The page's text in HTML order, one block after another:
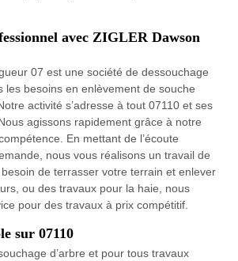
avec ZIGLER Dawson
07 est une société de dessouchage
les besoins en enlèvement de souche
activité s’adresse à tout 07110 et ses
agissons rapidement grâce à notre
En mettant de l’écoute
nous vous réalisons un travail de
de terrasser votre terrain et enlever
ou des travaux pour la haie, nous
pour des travaux à prix compétitif.
sur 07110
d’arbre et pour tous travaux